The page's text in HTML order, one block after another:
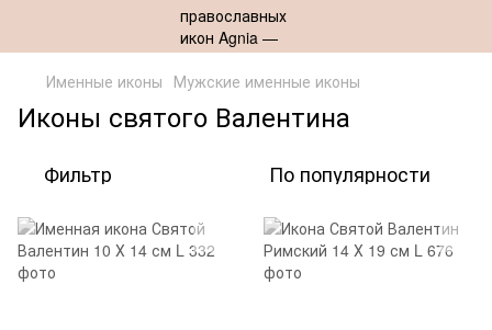
Именные иконы Мужские именные иконы
Иконы святого Валентина
Фильтр По популярности